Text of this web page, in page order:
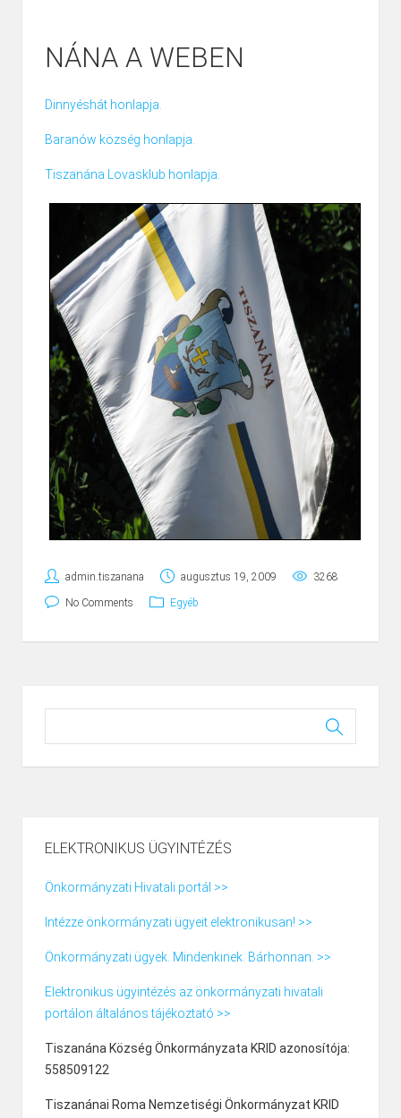
NÁNA A WEBEN
Dinnyéshát honlapja.
Baranów község honlapja.
Tiszanána Lovasklub honlapja.
admin.tiszanana augusztus 19, 2009 3268
No Comments Egyéb
ELEKTRONIKUS ÜGYINTÉZÉS
Önkormányzati Hivatali portál >>
Intézze önkormányzati ügyeit elektronikusan! >>
Önkormányzati ügyek. Mindenkinek. Bárhonnan. >>
Elektronikus ügyintézés az önkormányzati hivatali
portálon általános tájékoztató >>
Tiszanána Község Önkormányzata KRID azonosítója:
558509122
Tiszanánai Roma Nemzetiségi Önkormányzat KRID